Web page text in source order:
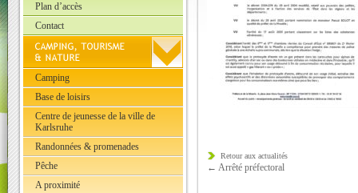
Plan d’accès
Contact
Camping
Base de loisirs
Centre de jeunesse de la ville de
Karlsruhe
Randonnées & promenades
Pêche
A proximité
Retour aux actualités
← Arrêté préfectoral